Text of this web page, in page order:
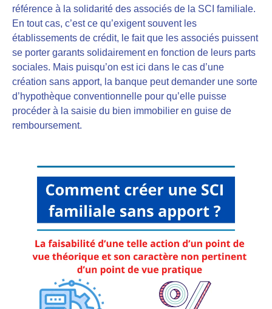
référence à la solidarité des associés de la SCI familiale.
En tout cas, c’est ce qu’exigent souvent les
établissements de crédit, le fait que les associés puissent
se porter garants solidairement en fonction de leurs parts
sociales. Mais puisqu’on est ici dans le cas d’une
création sans apport, la banque peut demander une sorte
d’hypothèque conventionnelle pour qu’elle puisse
procéder à la saisie du bien immobilier en guise de
remboursement.